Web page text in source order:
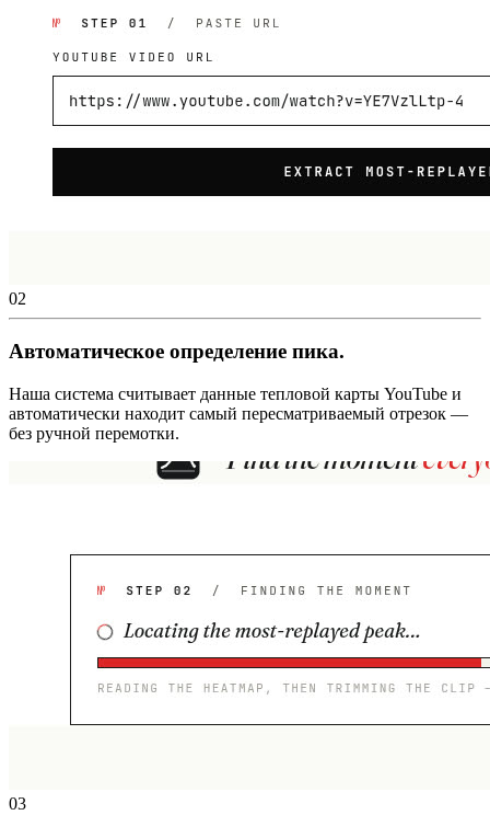
02
Автоматическое определение пика.
Наша система считывает данные тепловой карты YouTube и
автоматически находит самый пересматриваемый отрезок —
без ручной перемотки.
03